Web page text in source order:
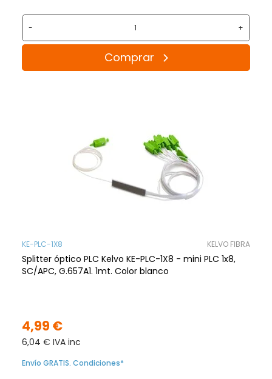
- +
Comprar
KE-PLC-1X8 KELVO FIBRA
Splitter óptico PLC Kelvo KE-PLC-1X8 - mini PLC 1x8,
SC/APC, G.657A1. 1mt. Color blanco
4,99 €
6,04 € IVA inc
Envío GRATIS. Condiciones*